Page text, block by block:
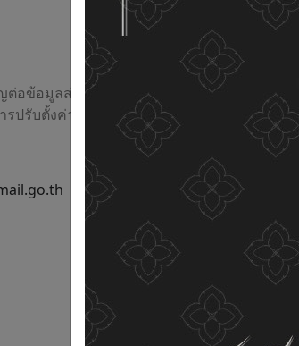
อข้อมูลส่วนบุคคลของท่าน เพื่อการพัฒนาและ
ปรับตั้งค่าใดๆ แสดงว่าท่านยินยอมที่จะรับคุก